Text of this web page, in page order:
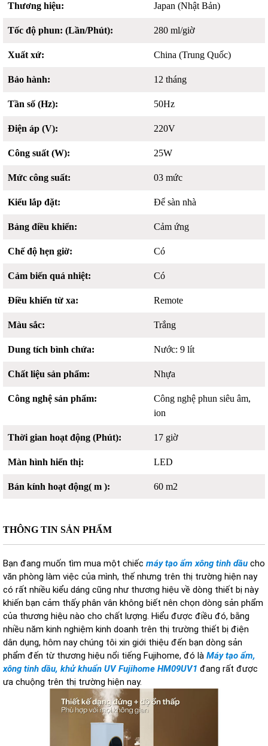
THÔNG TIN SẢN PHẨM
Bạn đang muốn tìm mua một chiếc máy tạo ẩm xông tinh dầu cho
văn phòng làm việc của mình, thế nhưng trên thị trường hiện nay
có rất nhiều kiểu dáng cũng như thương hiệu về dòng thiết bị này
khiến bạn cảm thấy phân vân không biết nên chọn dòng sản phẩm
của thương hiệu nào cho chất lượng. Hiểu được điều đó, bằng
nhiều năm kinh nghiệm kinh doanh trên thị trường thiết bị điện
dân dụng, hôm nay chúng tôi xin giới thiệu đến bạn dòng sản
phẩm đến từ thương hiệu nổi tiếng Fujihome, đó là Máy tạo ẩm,
xông tinh dầu, khử khuẩn UV Fujihome HM09UV1 đang rất được
ưa chuộng trên thị trường hiện nay.
Thương hiệu: Japan (Nhật Bản)
Tốc độ phun: (Lần/Phút): 280 ml/giờ
Xuất xứ: China (Trung Quốc)
Bảo hành: 12 tháng
Tần số (Hz): 50Hz
Điện áp (V): 220V
Công suất (W): 25W
Mức công suất: 03 mức
Kiểu lắp đặt: Để sàn nhà
Bảng điều khiển: Cảm ứng
Chế độ hẹn giờ: Có
Cảm biến quá nhiệt: Có
Điều khiển từ xa: Remote
Màu sắc: Trắng
Dung tích bình chứa: Nước: 9 lít
Chất liệu sản phẩm: Nhựa
Công nghệ sản phẩm:
Công nghệ phun siêu âm,
ion
Thời gian hoạt động (Phút): 17 giờ
Màn hình hiển thị: LED
Bán kính hoạt động( m ): 60 m2